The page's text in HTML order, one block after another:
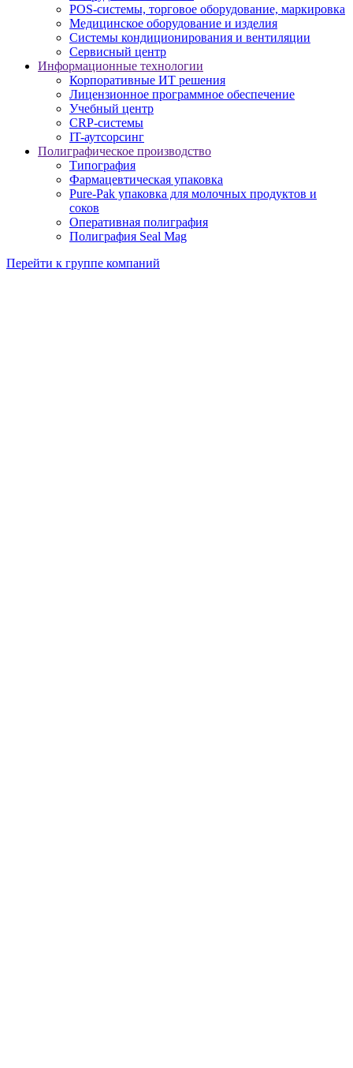
POS-системы, торговое оборудование, маркировка
Медицинское оборудование и изделия
Системы кондиционирования и вентиляции
Сервисный центр
Информационные технологии
Корпоративные ИТ решения
Лицензионное программное обеспечение
Учебный центр
CRP-системы
IT-аутсорсинг
Полиграфическое производство
Типография
Фармацевтическая упаковка
Pure-Pak упаковка для молочных продуктов и
соков
Оперативная полиграфия
Полиграфия Seal Mag
Перейти к группе компаний